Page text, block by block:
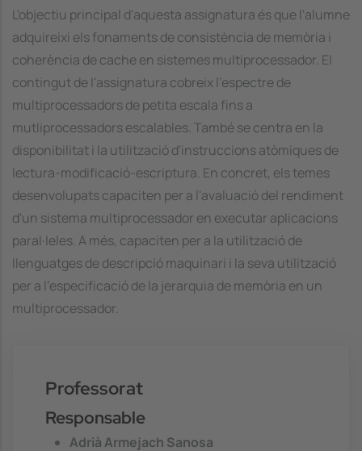
L'objectiu principal d'aquesta assignatura és que l'alumne
adquireixi els fonaments de consistència de memòria i
coherència de cache en sistemes multiprocessador. El
contingut de l'assignatura cobreix l'espectre de
multiprocessadors de petita escala fins a
mutliprocessadors escalables. També se centra en la
disponibilitat i la utilització d'instruccions atòmiques de
lectura-modificació-escriptura. En concret, els temes
desenvolupats capaciten per a l'avaluació del rendiment
d'un sistema multiprocessador en executar aplicacions
paral·leles. A més, capaciten per a la utilització de
llenguatges de descripció maquinari i la seva utilització
per a l'especificació de la jerarquia de memòria en un
multiprocessador.
Professorat
Responsable
Adrià Armejach Sanosa